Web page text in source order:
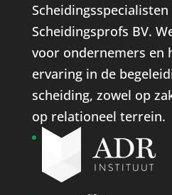
Scheidingsprofs BV.
voor ondernemers en
ervaring in de
scheiding, zowel op
op relationeel terrein.